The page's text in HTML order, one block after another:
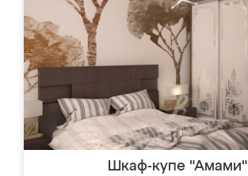
Шкаф-купе "Амами"